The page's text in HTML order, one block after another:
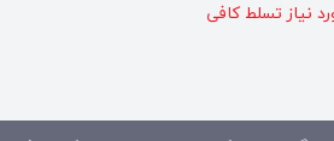
نیاز تسلط کافی